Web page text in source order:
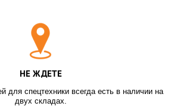
НЕ ЖДЕТЕ
для спецтехники всегда есть в наличии на
двух складах.